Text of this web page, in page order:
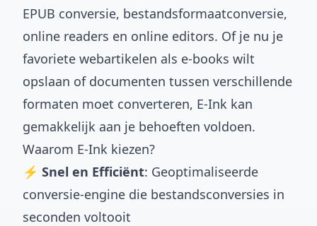
EPUB conversie, bestandsformaatconversie,
online readers en online editors. Of je nu je
favoriete webartikelen als e-books wilt
opslaan of documenten tussen verschillende
formaten moet converteren, E-Ink kan
gemakkelijk aan je behoeften voldoen.
Waarom E-Ink kiezen?
⚡ Snel en Efficiënt: Geoptimaliseerde
conversie-engine die bestandsconversies in
seconden voltooit